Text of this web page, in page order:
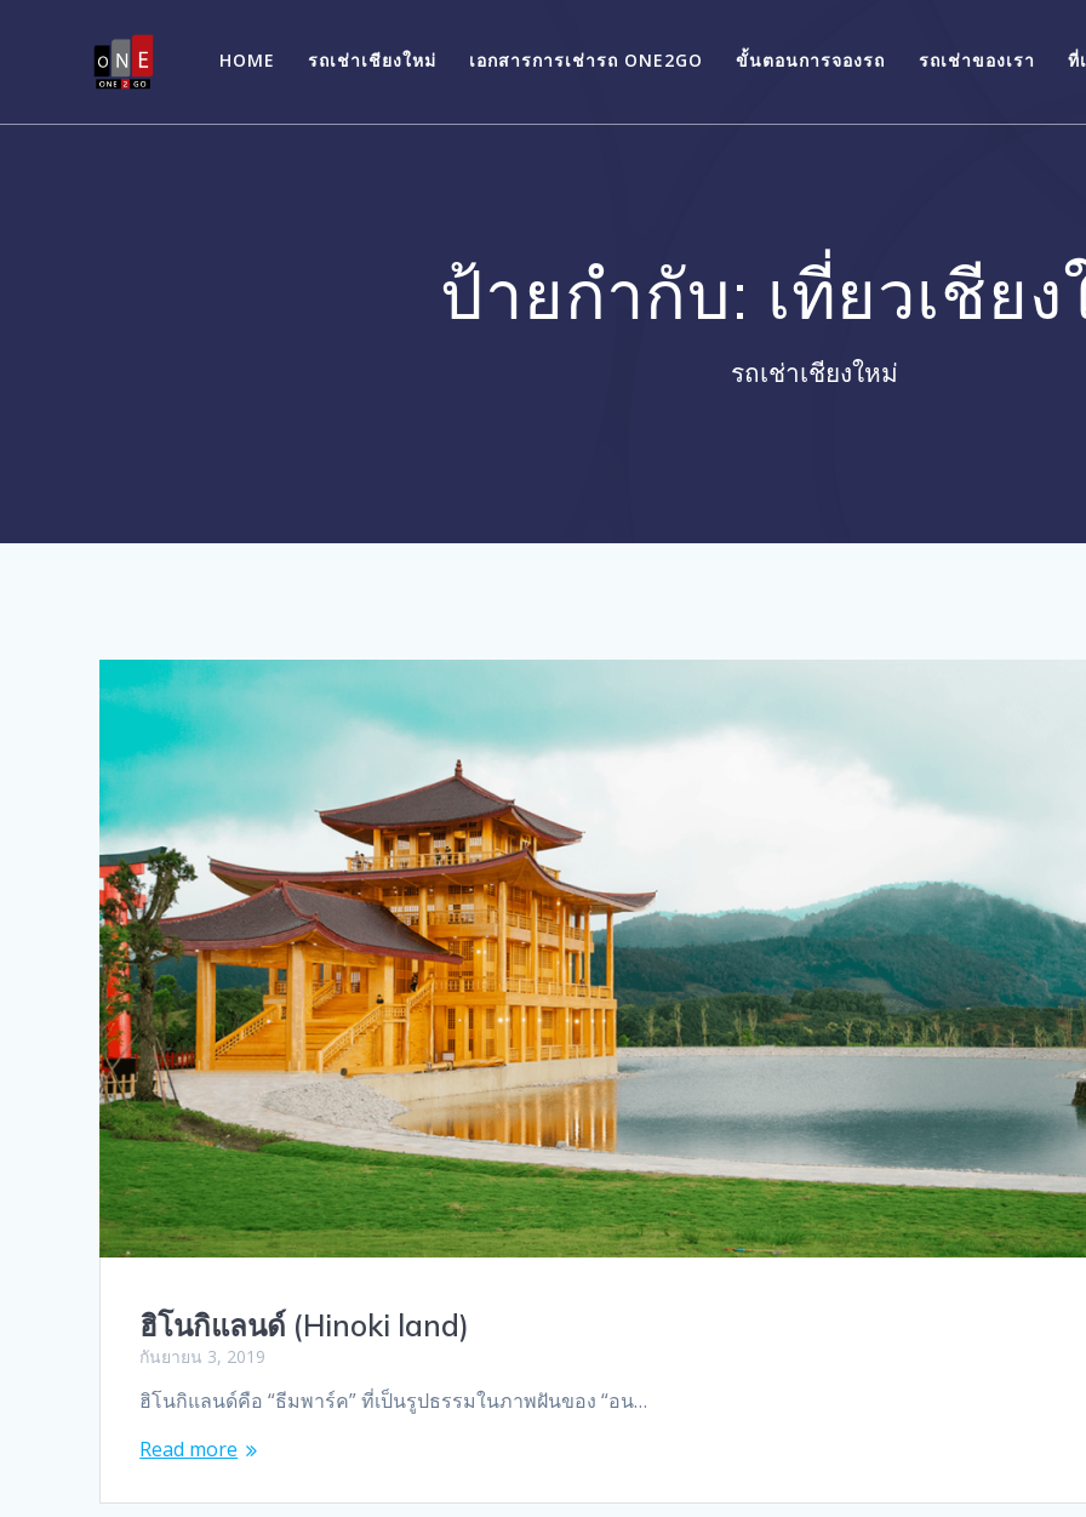
HOME รถเช่าเชียงใหม่ เอกสารการเช่ารถ ONE2GO ขั้นตอนการจองรถ รถเช่าของเรา ที่
ป้ายกำกับ: เที่ยวเชีย
รถเช่าเชียงใหม่
ฮิโนกิแลนด์ (Hinoki land)
กันยายน 3, 2019
ฮิโนกิแลนด์คือ “ธีมพาร์ค” ที่เป็นรูปธรรมในภาพฝันของ “อน…
Read more